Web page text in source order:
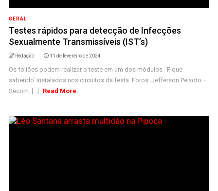
GERAL
Testes rápidos para detecção de Infecções
Sexualmente Transmissíveis (IST’s)
Redação 11 de fevereiro de 2024
Os foliões podem realizar o teste em um dos módulos ‘Fique
sabendo’ instalados nos circuitos da festa. Fotos: Jefferson Peixoto –
Secom. [...]
Read More